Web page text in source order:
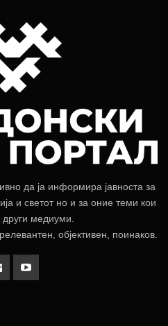
да ја информира јавноста за
и светот но и за оние теми кои
медиуми.
објективен, поинаков.